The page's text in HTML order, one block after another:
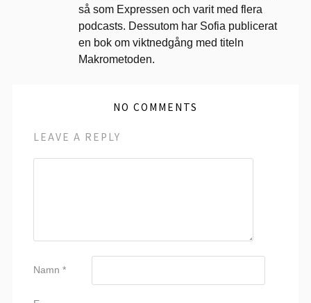
så som Expressen och varit med flera
podcasts. Dessutom har Sofia publicerat
en bok om viktnedgång med titeln
Makrometoden.
NO COMMENTS
LEAVE A REPLY
Namn *